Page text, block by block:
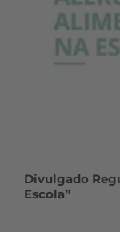
Divulgado
Escola”